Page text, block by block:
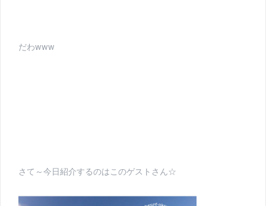
だわwww
さて～今日紹介するのはこのゲストさん☆